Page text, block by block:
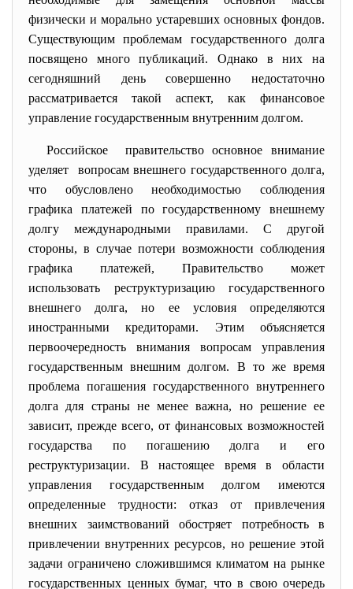
физически и морально устаревших основных фондов.
Существующим проблемам государственного долга
посвящено много публикаций. Однако в них на
сегодняшний день совершенно недостаточно
рассматривается такой аспект, как финансовое
управление государственным внутренним долгом.
Российское правительство основное внимание
уделяет вопросам внешнего государственного долга,
что обусловлено необходимостью соблюдения
графика платежей по государственному внешнему
долгу международными правилами. С другой
стороны, в случае потери возможности соблюдения
графика платежей, Правительство может
использовать реструктуризацию государственного
внешнего долга, но ее условия определяются
иностранными кредиторами. Этим объясняется
первоочередность внимания вопросам управления
государственным внешним долгом. В то же время
проблема погашения государственного внутреннего
долга для страны не менее важна, но решение ее
зависит, прежде всего, от финансовых возможностей
государства по погашению долга и его
реструктуризации. В настоящее время в области
управления государственным долгом имеются
определенные трудности: отказ от привлечения
внешних заимствований обостряет потребность в
привлечении внутренних ресурсов, но решение этой
задачи ограничено сложившимся климатом на рынке
государственных ценных бумаг, что в свою очередь